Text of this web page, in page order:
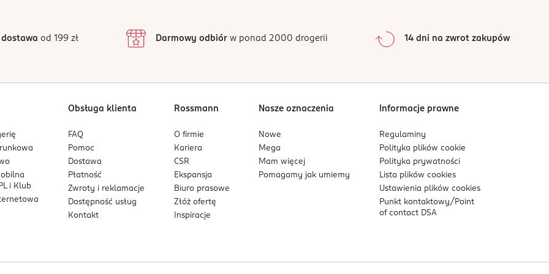
od 199 zł Darmowy odbiórw ponad 2000 drogerii 14 dni na zwrot zakupów
i Klub
Obsługa klienta
FAQ
Pomoc
Dostawa
Płatność
Zwroty i reklamacje
Dostępność usług
Kontakt
Rossmann
O firmie
Kariera
CSR
Ekspansja
Biuro prasowe
Złóż ofertę
Inspiracje
Nasze oznaczenia
Nowe
Mega
Mam więcej
Pomagamy jak umiemy
Informacje prawne
Regulaminy
Polityka plikówcookie
Polityka prywatności
Lista plikówcookies
Ustawienia plikówcookies
Punkt kontaktowy/ Point
of contact DSA